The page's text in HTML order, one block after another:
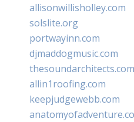
allisonwillisholley.com
solslite.org
portwayinn.com
djmaddogmusic.com
thesoundarchitects.com
allin1roofing.com
keepjudgewebb.com